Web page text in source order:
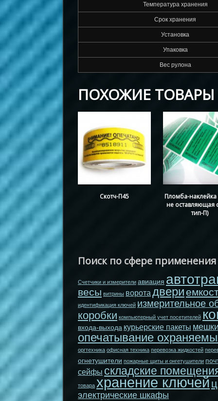
Температура хранения
Срок хранения
Установка
Упаковка
Вес рулона
ПОХОЖИЕ ТОВАРЫ
Скотч-П45
Пломба-наклейка
не оставляющая
тип-П)
Поиск по сфере применения
Счетчики и измерители авиация
весы витрины ворота двери
идентификация ключей измерительное
коробки компьютерный учет посетителей
входа-выхода курьерские пакеты
опечатывание
оргтехника офисная техника перевозка жидкостей
огнетушители пожарные щиты и онгетушители
сейфы складские
товара хранение ключей
электрические шкафы